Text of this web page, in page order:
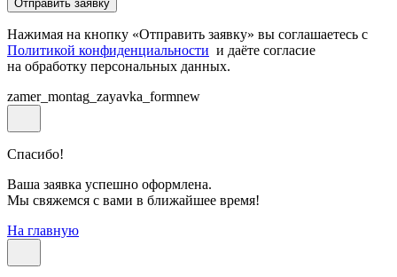
Нажимая на кнопку «Отправить заявку» вы соглашаетесь с
Политикой конфиденциальности и даёте согласие
на обработку персональных данных.
zamer_montag_zayavka_formnew
Спасибо!
Ваша заявка успешно оформлена.
Мы свяжемся с вами в ближайшее время!
На главную